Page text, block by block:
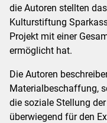
die Autoren stellten
Kulturstiftung
Projekt mit einer
ermöglicht hat.
Die Autoren
Materialbeschaffung,
die soziale Stellung
überwiegend für den